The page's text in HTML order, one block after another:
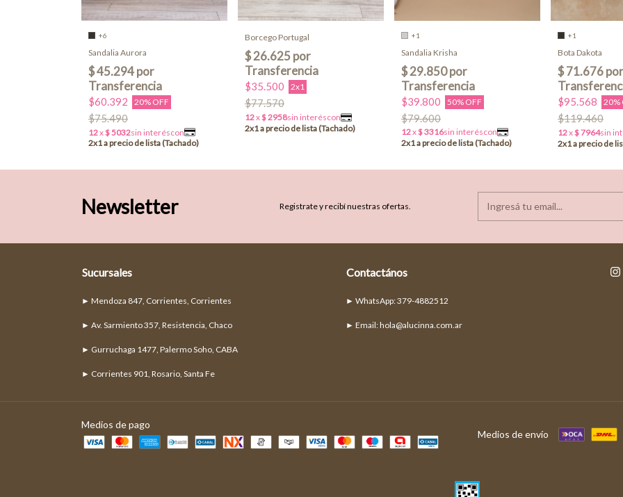
+6
Sandalia Aurora
$60.392 20% OFF
$75.490
Borcego Portugal
$35.500 2x1
$77.570
+1
Sandalia Krisha
$39.800 50% OFF
$79.600
+1
Bota Dakota
$95.568 20%
$119.460
Newsletter Registrate y recibí nuestras ofertas.
Sucursales
► Mendoza 847, Corrientes, Corrientes
► Av. Sarmiento 357, Resistencia, Chaco
► Gurruchaga 1477, Palermo Soho, CABA
► Corrientes 901, Rosario, Santa Fe
Contactános
► Email:hola@alucinna.com.ar
Medios de pago
Medios de envío